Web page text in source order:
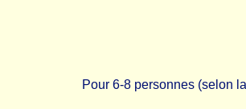
Pour 6-8 personnes (selon